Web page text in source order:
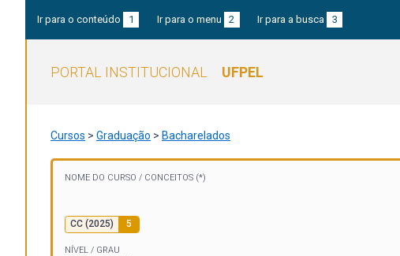
Ir para o conteúdo 1 Ir para o menu 2 Ir para a busca 3
PORTAL INSTITUCIONAL UFPEL
Cursos > Graduação > Bacharelados
NOME DO CURSO / CONCEITOS (*)
CC (2025) 5
NÍVEL / GRAU